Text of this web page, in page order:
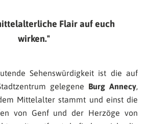
Flair auf euch
wirken.
Sehenswürdigkeit ist die auf
gelegene Burg Annecy,
Mittelalter stammt und einst die
von Genf und der Herzöge von